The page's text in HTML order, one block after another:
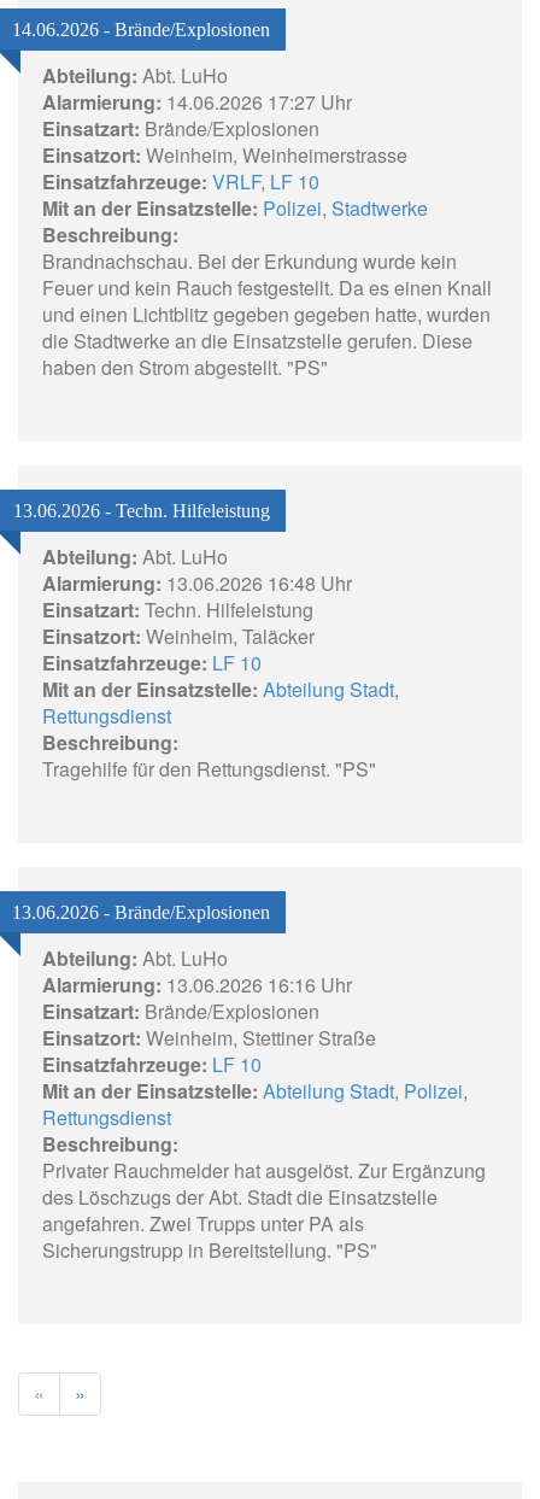
14.06.2026 - Brände/Explosionen
Abteilung: Abt. LuHo
Alarmierung: 14.06.2026 17:27 Uhr
Einsatzart: Brände/Explosionen
Einsatzort: Weinheim, Weinheimerstrasse
Einsatzfahrzeuge: VRLF, LF 10
Mit an der Einsatzstelle: Polizei, Stadtwerke
Beschreibung:
Brandnachschau. Bei der Erkundung wurde kein
Feuer und kein Rauch festgestellt. Da es einen Knall
und einen Lichtblitz gegeben gegeben hatte, wurden
die Stadtwerke an die Einsatzstelle gerufen. Diese
haben den Strom abgestellt. "PS"
13.06.2026 - Techn. Hilfeleistung
Abteilung: Abt. LuHo
Alarmierung: 13.06.2026 16:48 Uhr
Einsatzart: Techn. Hilfeleistung
Einsatzort: Weinheim, Taläcker
Einsatzfahrzeuge: LF 10
Mit an der Einsatzstelle: Abteilung Stadt,
Rettungsdienst
Beschreibung:
Tragehilfe für den Rettungsdienst. "PS"
13.06.2026 - Brände/Explosionen
Abteilung: Abt. LuHo
Alarmierung: 13.06.2026 16:16 Uhr
Einsatzart: Brände/Explosionen
Einsatzort: Weinheim, Stettiner Straße
Einsatzfahrzeuge: LF 10
Mit an der Einsatzstelle: Abteilung Stadt, Polizei,
Rettungsdienst
Beschreibung:
Privater Rauchmelder hat ausgelöst. Zur Ergänzung
des Löschzugs der Abt. Stadt die Einsatzstelle
angefahren. Zwei Trupps unter PA als
Sicherungstrupp in Bereitstellung. "PS"
« »